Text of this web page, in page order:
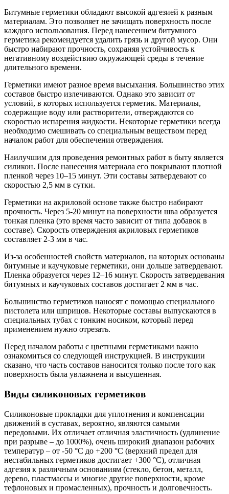
Битумные герметики обладают высокой адгезией к разным
материалам. Это позволяет не зачищать поверхность после
каждого использования. Перед нанесением битумного
герметика рекомендуется удалить грязь и другой мусор. Они
быстро набирают прочность, сохраняя устойчивость к
негативному воздействию окружающей среды в течение
длительного времени.
Герметики имеют разное время высыхания. Большинство этих
составов быстро излечиваются. Однако это зависит от
условий, в которых используется герметик. Материалы,
содержащие воду или растворители, отверждаются со
скоростью испарения жидкости. Некоторые герметики всегда
необходимо смешивать со специальным веществом перед
началом работ для обеспечения отверждения.
Наилучшим для проведения ремонтных работ в быту является
силикон. После нанесения материала его покрывают плотной
пленкой через 10–15 минут. Эти составы затвердевают со
скоростью 2,5 мм в сутки.
Герметики на акриловой основе также быстро набирают
прочность. Через 5-20 минут на поверхности шва образуется
тонкая пленка (это время часто зависит от типа добавок в
составе). Скорость отверждения акриловых герметиков
составляет 2-3 мм в час.
Из-за особенностей свойств материалов, на которых основаны
битумные и каучуковые герметики, они дольше затвердевают.
Пленка образуется через 12–16 минут. Скорость затвердевания
битумных и каучуковых составов достигает 2 мм в час.
Большинство герметиков наносят с помощью специального
пистолета или шприцов. Некоторые составы выпускаются в
специальных тубах с тонким носиком, который перед
применением нужно отрезать.
Перед началом работы с цветными герметиками важно
ознакомиться со следующей инструкцией. В инструкции
сказано, что часть составов наносится только после того как
поверхность была увлажнена и высушенная.
Виды силиконовых герметиков
Силиконовые прокладки для уплотнения и компенсации
движений в суставах, вероятно, являются самыми
передовыми. Их отличает отличная эластичность (удлинение
при разрыве – до 1000%), очень широкий диапазон рабочих
температур – от -50 °C до +200 °C (верхний предел для
нестабильных герметиков достигает +300 °C), отличная
адгезия к различным основаниям (стекло, бетон, металл,
дерево, пластмассы и многие другие поверхности, кроме
тефлоновых и промасленных), прочность и долговечность.